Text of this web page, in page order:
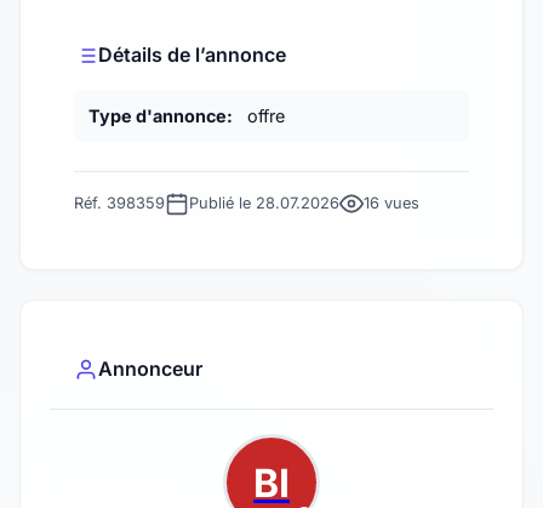
Détails de l’annonce
Type d'annonce: offre
Réf. 398359 Publié le 28.07.2026 16 vues
Annonceur
BI